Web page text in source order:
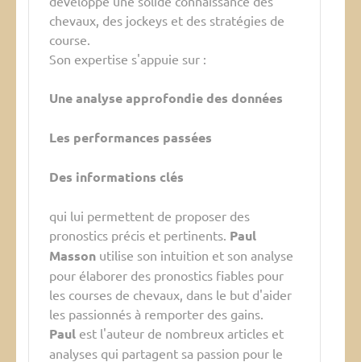
chevaux, des jockeys et des stratégies de
course.
Son expertise s'appuie sur :
Une analyse approfondie des données
Les performances passées
Des informations clés
qui lui permettent de proposer des
pronostics précis et pertinents. Paul
Masson utilise son intuition et son analyse
pour élaborer des pronostics fiables pour
les courses de chevaux, dans le but d'aider
les passionnés à remporter des gains.
Paul est l'auteur de nombreux articles et
analyses qui partagent sa passion pour le